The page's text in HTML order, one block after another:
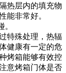
热层内的填充物
能非常好。
特殊处理，热辐
健康有一定的危
烤箱能够有效控
意烤箱门体是否